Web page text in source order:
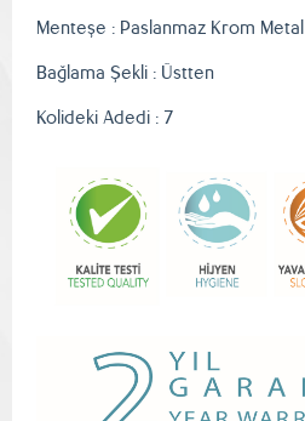
Menteşe : Paslanmaz Krom Metal
Bağlama Şekli : Üstten
Kolideki Adedi : 7